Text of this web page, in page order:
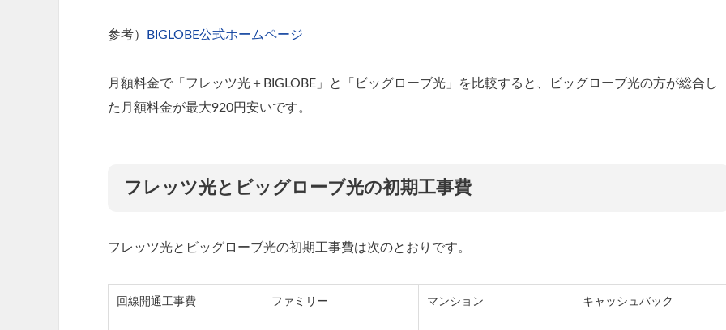
参考） BIGLOBE公式ホームページ
月額料金で「フレッツ光＋BIGLOBE」と「ビッグローブ光」を比較すると、ビッグローブ光の方が総合し
た月額料金が最大920円安いです。
フレッツ光とビッグローブ光の初期工事費
フレッツ光とビッグローブ光の初期工事費は次のとおりです。
回線開通工事費 ファミリー マンション キャッシュバック